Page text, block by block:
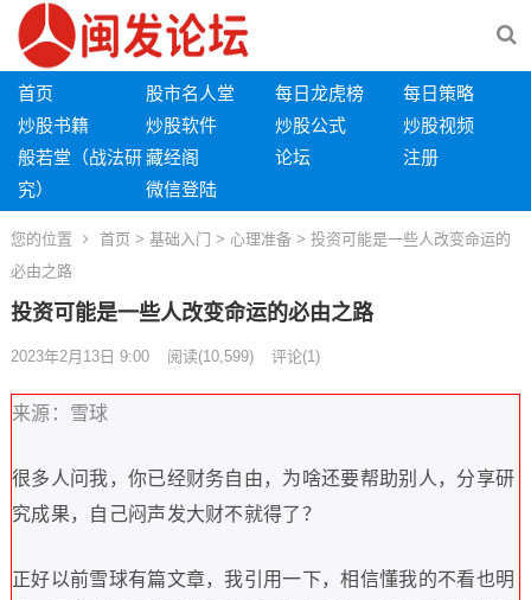
首页 股市名人堂 每日龙虎榜
每日策略
炒股书籍
炒股软件 炒股公式
炒股视频
般若堂（战法研
究）
藏经阁 论坛
注册
微信登陆
您的位置 首页 > 基础入门 > 心理准备 > 投资可能是一些人改变命运的
必由之路
投资可能是一些人改变命运的必由之路
2023年2月13日 9:00 阅读(10,599) 评论(1)
来源：雪球
很多人问我， 你已经财务自由， 为啥还要帮助别人， 分享研
究成果， 自己闷声发大财不就得了？
正好以前雪球有篇文章，我引用一下，相信懂我的不看也明